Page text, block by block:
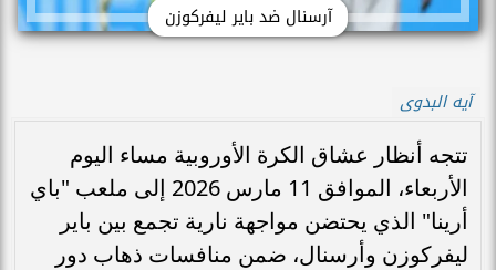
آرسنال ضد باير ليفركوزن
آيه البدوى
تتجه أنظار عشاق الكرة الأوروبية مساء اليوم
الأربعاء، الموافق 11 مارس 2026 إلى ملعب "باي
أرينا" الذي يحتضن مواجهة نارية تجمع بين باير
ليفركوزن وأرسنال، ضمن منافسات ذهاب دور